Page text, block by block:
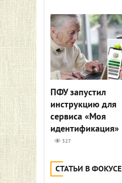
ПФУ запустил
инструкцию для
сервиса «Моя
идентификация»
327
СТАТЬИ В ФОКУСЕ